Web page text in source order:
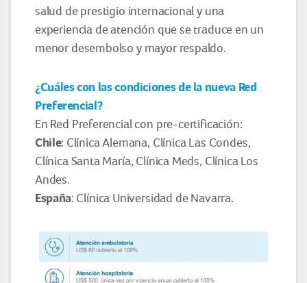
salud de prestigio internacional y una
experiencia de atención que se traduce en un
menor desembolso y mayor respaldo.
¿Cuáles con las condiciones de la nueva Red
Preferencial?
En Red Preferencial con pre-certificación:
Chile: Clínica Alemana, Clínica Las Condes,
Clínica Santa María, Clínica Meds, Clínica Los
Andes.
España: Clínica Universidad de Navarra.